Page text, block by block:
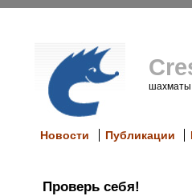
шахматы
Новости Публикации
Проверь себя!